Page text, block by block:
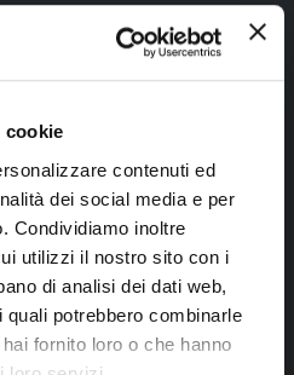
cookie
contenuti ed
dei social media e per
Condividiamo inoltre
utilizzi il nostro sito con i
di analisi dei dati web,
potrebbero combinarle
fornito loro o che hanno
il documentoprivacy policy